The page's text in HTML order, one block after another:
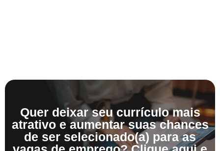
Quer deixar seu currículo mais
atrativo e aumentar suas chances
de ser selecionado(a) para as